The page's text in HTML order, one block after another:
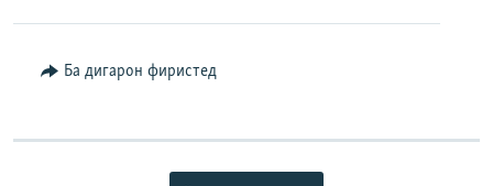
Ба дигарон фиристед